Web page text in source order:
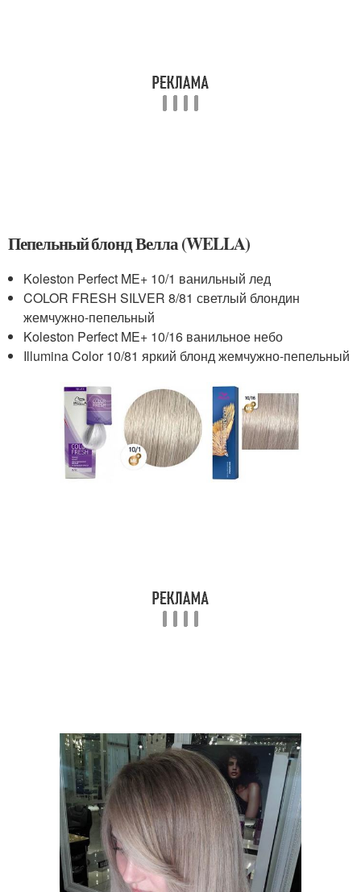
Пепельный блонд Велла (WELLA)
Koleston Perfect ME+ 10/1 ванильный лед
COLOR FRESH SILVER 8/81 светлый блондин
жемчужно-пепельный
Koleston Perfect ME+ 10/16 ванильное небо
Illumina Color 10/81 яркий блонд жемчужно-пепельный